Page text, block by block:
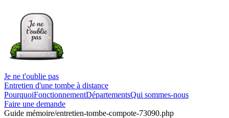
Je ne t'oublie pas
Entretien d'une tombe à distance
PourquoiFonctionnementDépartementsQui sommes-nous
Faire une demande
Guide mémoire/entretien-tombe-compote-73090.php